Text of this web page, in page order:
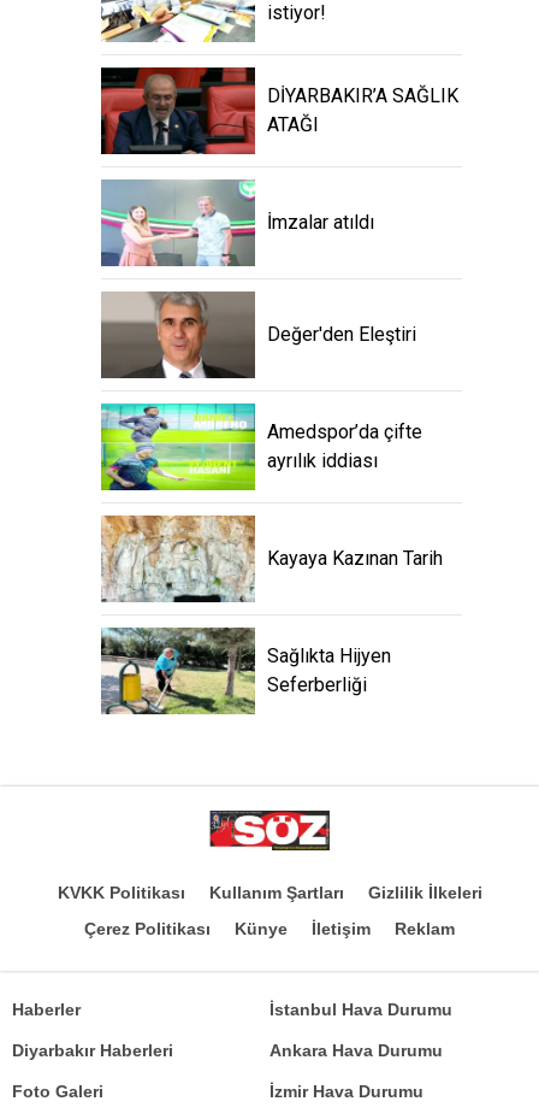
istiyor!
DİYARBAKIR’A SAĞLIK
ATAĞI
İmzalar atıldı
Değer'den Eleştiri
Amedspor’da çifte
ayrılık iddiası
Kayaya Kazınan Tarih
Sağlıkta Hijyen
Seferberliği
KVKK Politikası Kullanım Şartları
Gizlilik İlkeleri
Çerez Politikası
Künye İletişim Reklam
Haberler
Diyarbakır Haberleri
Foto Galeri
İstanbul Hava Durumu
Ankara Hava Durumu
İzmir Hava Durumu